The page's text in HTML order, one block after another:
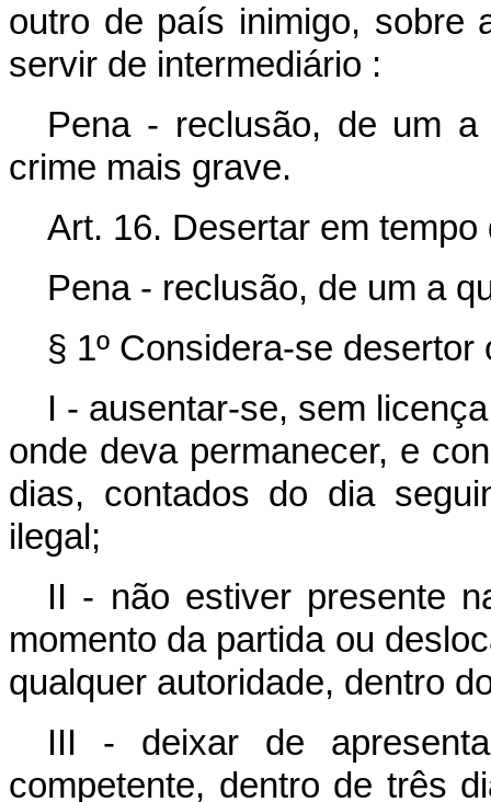
outro de país inimigo, sobre
servir de intermediário :
Pena - reclusão, de um
crime mais grave.
Art. 16. Desertar em tempo
Pena - reclusão, de um a
§ 1º Considera-se
I - ausentar-se, sem
onde deva permanecer, e
dias, contados do dia
ilegal;
II - não estiver presente
momento da partida ou
qualquer autoridade, dentro
III - deixar de
competente, dentro de três